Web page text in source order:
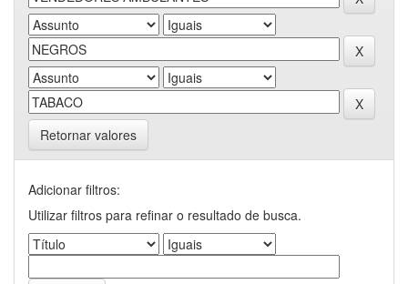
Retornar valores
Adicionar filtros:
Utilizar filtros para refinar o resultado de busca.